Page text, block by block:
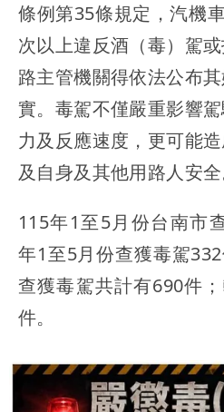
條例第35條規定，汽機
次以上違反酒（毒）駕
路主管機關得依法公布
實。毒駕不僅嚴重影響
力及反應速度，更可能
及自身及其他用路人安全
115年1至5月份台南市
年1至5月份查獲毒駕
查獲毒駕共計有690件
件。